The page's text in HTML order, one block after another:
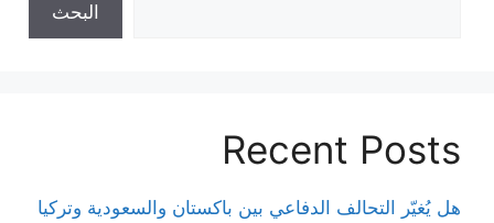
البحث
Recent Posts
هل يُغيّر التحالف الدفاعي بين باكستان والسعودية وتركيا